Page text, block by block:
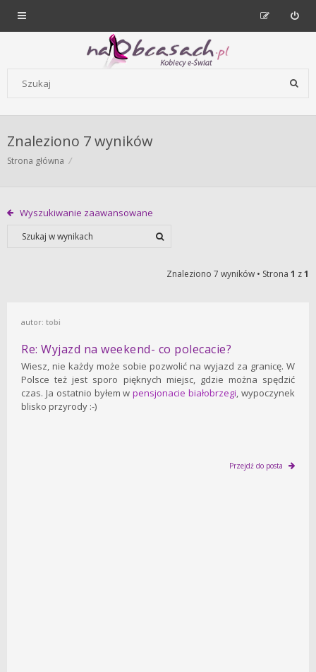
Forum dla kobiet | NaObcasach.pl
Znaleziono 7 wyników
Strona główna
Wyszukiwanie zaawansowane
Znaleziono 7 wyników • Strona 1 z1
autor: tobi
Re: Wyjazd na weekend- co polecacie?
Wiesz, nie każdy może sobie pozwolić na wyjazd za granicę. W
Polsce też jest sporo pięknych miejsc, gdzie można spędzić
czas. Ja ostatnio byłem wpensjonacie białobrzegi, wypoczynek
blisko przyrody :-)
Przejdź do posta